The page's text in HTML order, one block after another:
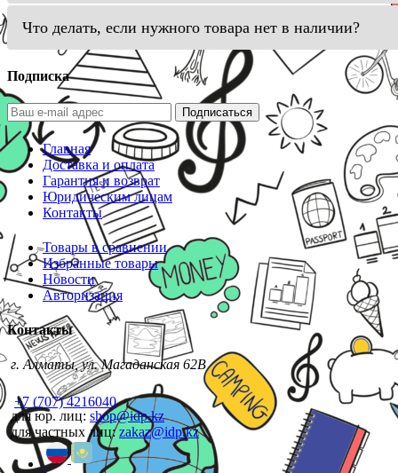
Что делать, если нужного товара нет в наличии?
Подписка
Подписаться
Главная
Доставка и оплата
Гарантия и возврат
Юридическим лицам
Контакты
Товары в сравнении
Избранные товары
Новости
Авторизация
Контакты
г. Алматы, ул. Магаданская 62В
+7 (707) 4216040
для юр. лиц: shop@idp.kz
для частных лиц:zakaz@idp.kz